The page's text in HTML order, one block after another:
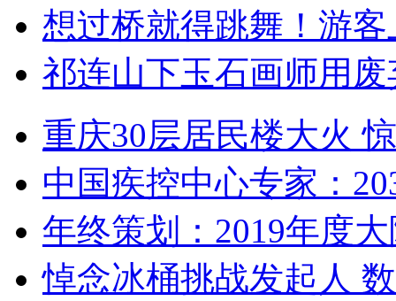
想过桥就得跳舞！游客
祁连山下玉石画师用
重庆30层居民楼大火
中国疾控中心专家：
年终策划：2019年度
悼念冰桶挑战发起人